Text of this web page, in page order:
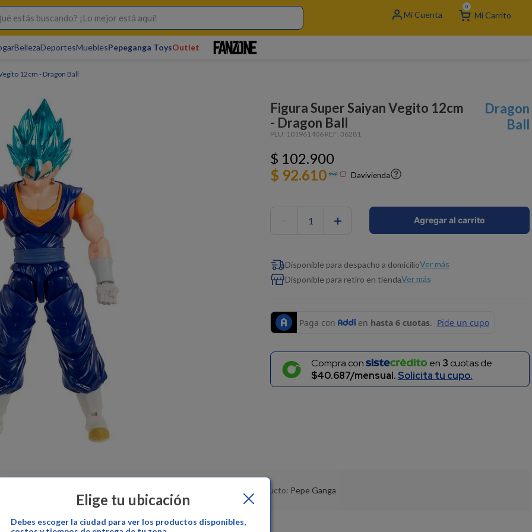
buscando? ¡Lo mejor está aquí! 0
BellezaDeportesMueblesPepeganga ToysOutlet
Elige tu ubicación
Debes escoger la ciudad para ver los productos disponibles,
12cm - Dragon Ball
Figura Super Saiyan Vegito 12cm
- Dragon Ball
PLU: 101961406 REF: 36281
Dragon
Ball
$ 102.900
$ 92.610
Davivienda
＋ Agregar al carrito
Disponible para despacho a domicilioVer más
Disponible para retiro en tiendaVer más
Compra con en 3 cuotas de
$40.687/mensual. Solicita tu cupo.
Ganga Garantía del producto: Pepe Ganga